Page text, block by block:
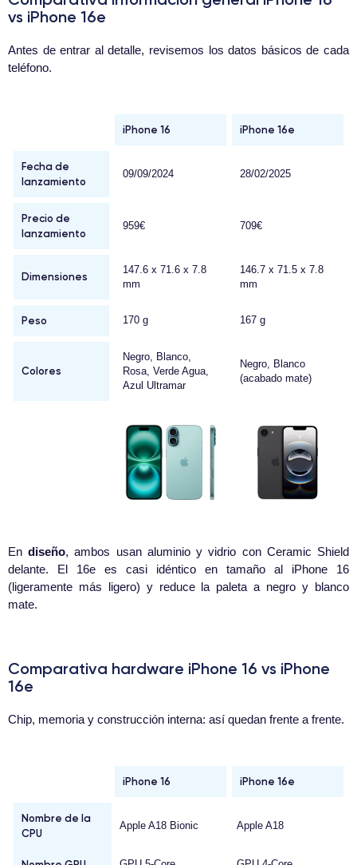
vs iPhone 16e
Antes de entrar al detalle, revisemos los datos básicos de cada
teléfono.
iPhone 16 iPhone 16e
Fecha de
lanzamiento
09/09/2024 28/02/2025
Precio de
lanzamiento
959€ 709€
Dimensiones
147.6 x 71.6 x 7.8
mm
146.7 x 71.5 x 7.8
mm
Peso 170 g 167 g
Colores
Negro, Blanco,
Rosa, Verde Agua,
Azul Ultramar
Negro, Blanco
(acabado mate)
Endiseño, ambos usan aluminio y vidrio con Ceramic Shield
delante. El 16e es casi idéntico en tamaño al iPhone 16
(ligeramente más ligero) y reduce la paleta a negro y blanco
mate.
Comparativa hardware iPhone 16 vs iPhone
16e
Chip, memoria y construcción interna: así quedan frente a frente.
iPhone 16 iPhone 16e
Nombre de la
CPU
Apple A18 Bionic Apple A18